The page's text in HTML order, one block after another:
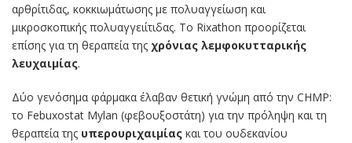
αρθρίτιδας, κοκκιωμάτωσης με πολυαγγείωση και
μικροσκοπικής πολυαγγειίτιδας. Το Rixathon προορίζεται
επίσης για τη θεραπεία της χρόνιας λεμφοκυτταρικής
λευχαιμίας.
Δύο γενόσημα φάρμακα έλαβαν θετική γνώμη από την CHMP:
το Febuxostat Mylan (φεβουξοστάτη) για την πρόληψη και τη
θεραπεία της υπερουριχαιμίας και του ουδεκανίου